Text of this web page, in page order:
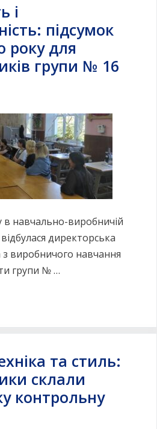
і
підсумок
року для
групи № 16
в навчально-виробничій
директорська
виробничого навчання
групи № …
та стиль:
склали
контрольну